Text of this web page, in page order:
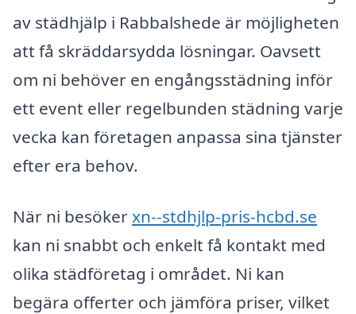
av städhjälp i Rabbalshede är möjligheten
att få skräddarsydda lösningar. Oavsett
om ni behöver en engångsstädning inför
ett event eller regelbunden städning varje
vecka kan företagen anpassa sina tjänster
efter era behov.
När ni besökerxn--stdhjlp-pris-hcbd.se
kan ni snabbt och enkelt få kontakt med
olika städföretag i området. Ni kan
begära offerter och jämföra priser, vilket